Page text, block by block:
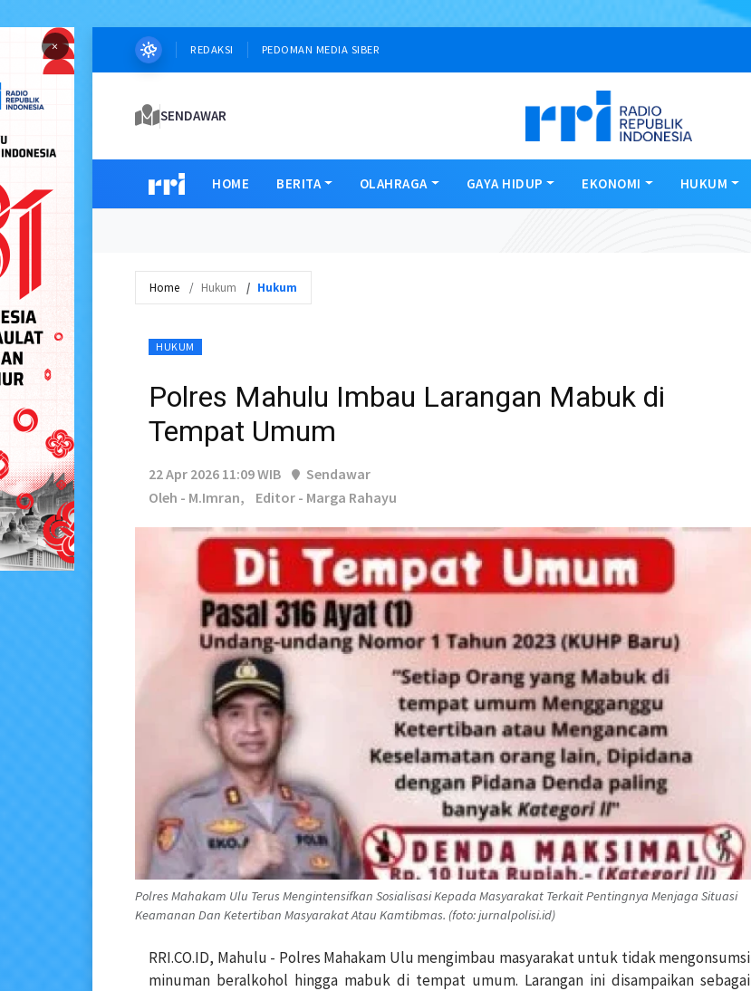
× REDAKSI PEDOMAN MEDIA SIBER
SENDAWAR
HOME BERITA OLAHRAGA GAYA HIDUP EKONOMI HUKUM
Home Hukum Hukum
HUKUM
Polres Mahulu Imbau Larangan Mabuk di
Tempat Umum
22 Apr 2026 11:09 WIB
Sendawar
Oleh - M.Imran,
Editor - Marga Rahayu
Polres Mahakam Ulu Terus Mengintensifkan Sosialisasi Kepada Masyarakat Terkait Pentingnya Menjaga Situasi
Keamanan Dan Ketertiban Masyarakat Atau Kamtibmas. (foto: jurnalpolisi.id)
RRI.CO.ID, Mahulu - Polres Mahakam Ulu mengimbau masyarakat untuk tidak mengonsumsi
minuman beralkohol hingga mabuk di tempat umum. Larangan ini disampaikan sebagai